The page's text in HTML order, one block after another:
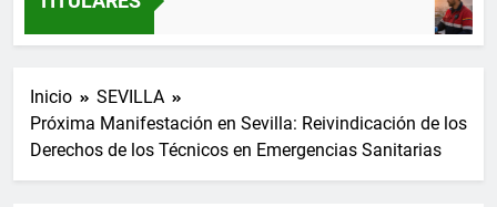
Inicio
SEVILLA
Próxima Manifestación en Sevilla: Reivindicación de los
Derechos de los Técnicos en Emergencias Sanitarias